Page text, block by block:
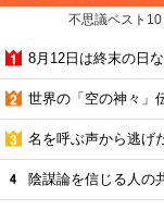
不思議ベスト10
8月12日は終末の日
世界の「空の神々」
名を呼ぶ声から逃げ
陰謀論を信じる人の